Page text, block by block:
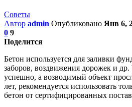
Советы
Автор admin Опубликовано Янв 6,
0 9
Поделится
Бетон используется для заливки
заборов, воздвижения дорожек и
успешно, а возводимый объект
лет, рекомендуется использовать
бетон от сертифицированных